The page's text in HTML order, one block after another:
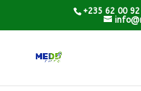
+235 62 00